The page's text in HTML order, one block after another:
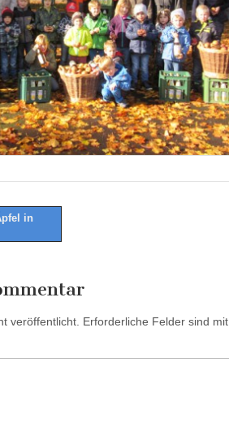
in
veröffentlicht. Erforderliche Felder sind mit